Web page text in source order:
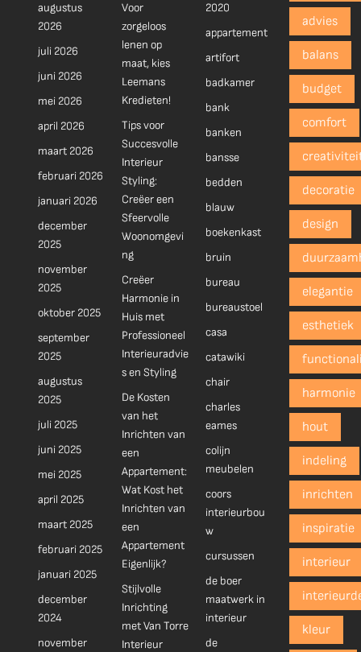
augustus
2026
juli 2026
juni 2026
mei 2026
april 2026
maart 2026
februari 2026
januari 2026
december
2025
november
2025
oktober 2025
september
2025
augustus
2025
juli 2025
juni 2025
mei 2025
april 2025
maart 2025
februari 2025
januari 2025
december
2024
november
Voor
zorgeloos
lenen op
maat, kies
Leemans
Kredieten!
Tips voor
Succesvolle
Interieur
Styling:
Creëer een
Sfeervolle
Woonomgevi
ng
Creëer
Harmonie in
Huis met
Professioneel
Interieuradvie
s en Styling
De Kosten
van het
Inrichten van
een
Appartement:
Wat Kost het
Inrichten van
een
Appartement
Eigenlijk?
Stijlvolle
Inrichting
met Van Torre
Interieur
2020
appartement
artifort
badkamer
bank
banken
bansse
bedden
blauw
boekenkast
bruin
bureau
bureaustoel
casa
catawiki
chair
charles
eames
colijn
meubelen
coors
interieurbou
w
cursussen
de boer
maatwerk in
interieur
de
advies
balans
budget
comfort
decoratie
design
elegantie
esthetiek
harmonie
hout
indeling
inrichten
inspiratie
interieur
kleur